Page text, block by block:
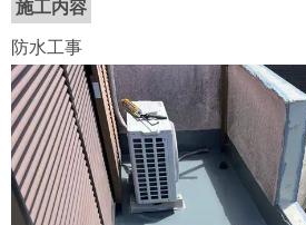
施工内容
防水工事